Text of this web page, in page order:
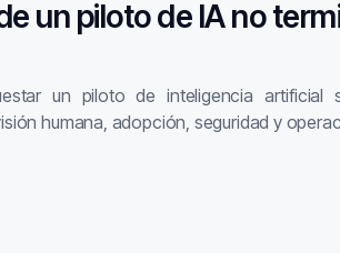
un piloto de IA no
un piloto de inteligencia artificial
humana, adopción, seguridad y